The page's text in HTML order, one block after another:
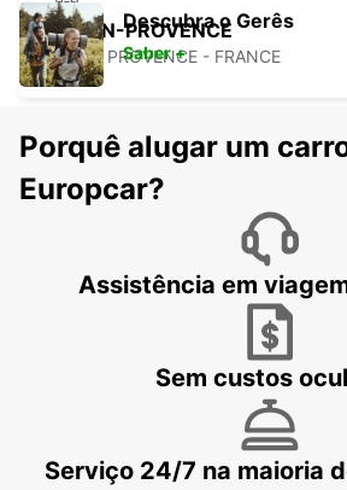
AIX-EN-PROVENCE
AIX EN PROVENCE - FRANCE
ARLES
MARSELHA ARNAVAUX
Descubra o Gerês
Saber +
Porquê alugar um
Europcar?
Assistência em
Sem custos
Serviço 24/7 na maioria